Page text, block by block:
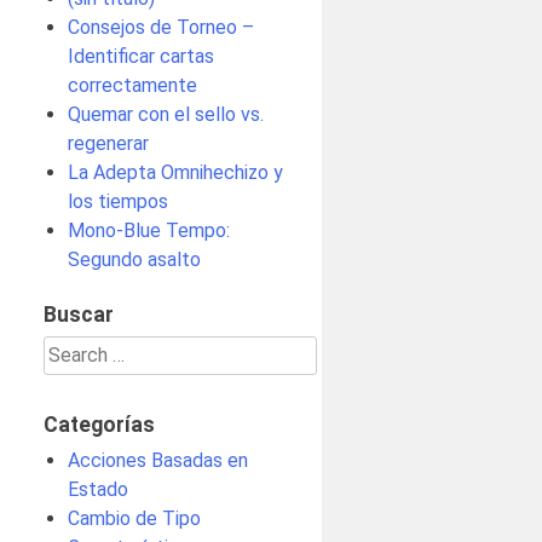
Consejos de Torneo –
Identificar cartas
correctamente
Quemar con el sello vs.
regenerar
La Adepta Omnihechizo y
los tiempos
Mono-Blue Tempo:
Segundo asalto
Buscar
Search
for:
Categorías
Acciones Basadas en
Estado
Cambio de Tipo